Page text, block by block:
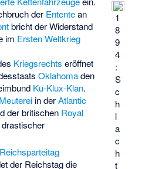
1
8
9
4
:
S
c
h
l
a
c
h
t
der Ententean
bricht der Widerstand
im Ersten Weltkrieg
Kriegsrechts eröffnet
Oklahomaden
Ku-Klux-Klan.
in derAtlantic
der britischen Royal
Reichsparteitag
der Reichstag die